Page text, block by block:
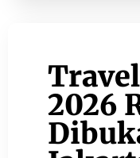
2026